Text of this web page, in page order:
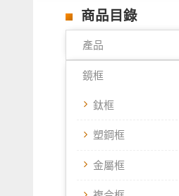
商品目錄
產品
鏡框
鈦框
塑鋼框
金屬框